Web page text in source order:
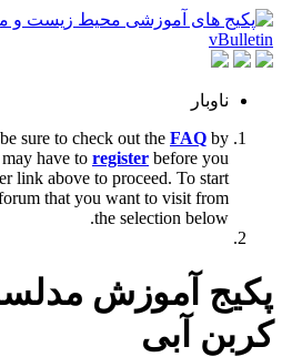
ناوبار
sure to check out the FAQ by
have to register before you
link above to proceed. To start
that you want to visit from
the selection below.
پکیج آموزش
کربن آبی